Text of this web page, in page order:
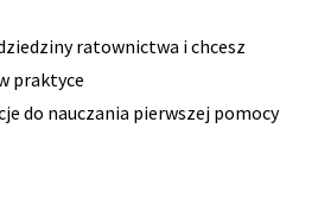
ratownictwa i chcesz
praktyce
do nauczania pierwszej pomocy